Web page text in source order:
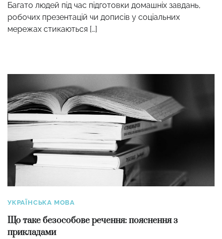
Багато людей під час підготовки домашніх завдань,
робочих презентацій чи дописів у соціальних
мережах стикаються […]
УКРАЇНСЬКА МОВА
Що таке безособове речення: пояснення з
прикладами